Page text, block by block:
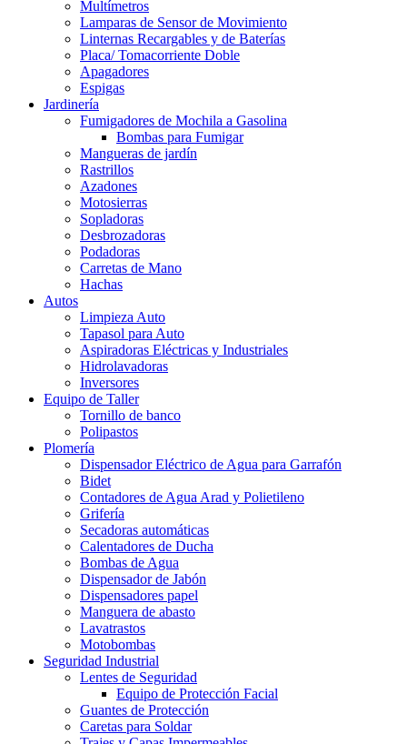
Multímetros
Lamparas de Sensor de Movimiento
Linternas Recargables y de Baterías
Placa/ Tomacorriente Doble
Apagadores
Espigas
Jardinería
Fumigadores de Mochila a Gasolina
Bombas para Fumigar
Mangueras de jardín
Rastrillos
Azadones
Motosierras
Sopladoras
Desbrozadoras
Podadoras
Carretas de Mano
Hachas
Autos
Limpieza Auto
Tapasol para Auto
Aspiradoras Eléctricas y Industriales
Hidrolavadoras
Inversores
Equipo de Taller
Tornillo de banco
Polipastos
Plomería
Dispensador Eléctrico de Agua para Garrafón
Bidet
Contadores de Agua Arad y Polietileno
Grifería
Secadoras automáticas
Calentadores de Ducha
Bombas de Agua
Dispensador de Jabón
Dispensadores papel
Manguera de abasto
Lavatrastos
Motobombas
Seguridad Industrial
Lentes de Seguridad
Equipo de Protección Facial
Guantes de Protección
Caretas para Soldar